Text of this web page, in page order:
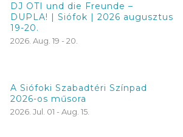
DJ OTI und die Freunde –
DUPLA! | Siófok | 2026 augusztus
19-20.
2026. Aug. 19 - 20.
A Siófoki Szabadtéri Színpad
2026-os műsora
2026. Jul. 01 - Aug. 15.